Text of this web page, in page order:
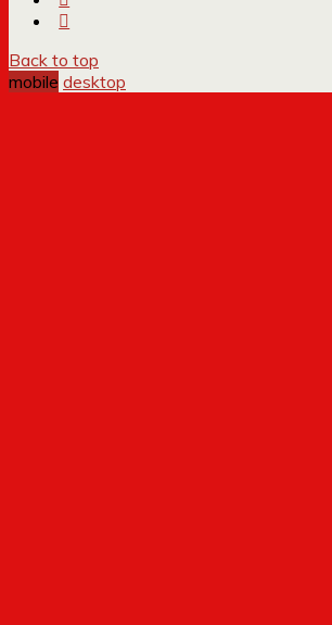
Back to top
mobile desktop